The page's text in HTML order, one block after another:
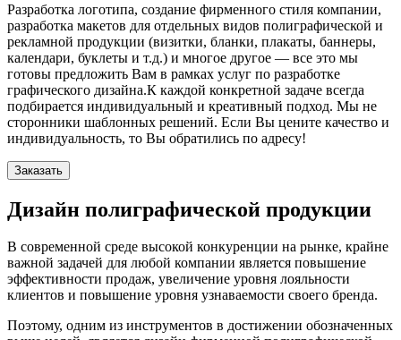
Разработка логотипа, создание фирменного стиля компании,
разработка макетов для отдельных видов полиграфической и
рекламной продукции (визитки, бланки, плакаты, баннеры,
календари, буклеты и т.д.) и многое другое — все это мы
готовы предложить Вам в рамках услуг по разработке
графического дизайна.К каждой конкретной задаче всегда
подбирается индивидуальный и креативный подход. Мы не
сторонники шаблонных решений. Если Вы цените качество и
индивидуальность, то Вы обратились по адресу!
Заказать
Дизайн полиграфической продукции
В современной среде высокой конкуренции на рынке, крайне
важной задачей для любой компании является повышение
эффективности продаж, увеличение уровня лояльности
клиентов и повышение уровня узнаваемости своего бренда.
Поэтому, одним из инструментов в достижении обозначенных